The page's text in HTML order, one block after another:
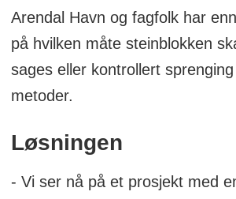
Arendal Havn og fagfolk har
på hvilken måte steinblokken
sages eller kontrollert
metoder.
Løsningen
- Vi ser nå på et prosjekt med